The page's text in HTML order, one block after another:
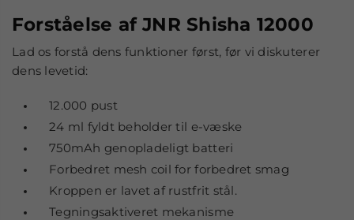
Forståelse af JNR Shisha 12000
Lad os forstå dens funktioner først, før vi diskuterer
dens levetid:
12.000 pust
24 ml fyldt beholder til e-væske
750mAh genopladeligt batteri
Forbedret mesh coil for forbedret smag
Kroppen er lavet af rustfrit stål.
Tegningsaktiveret mekanisme